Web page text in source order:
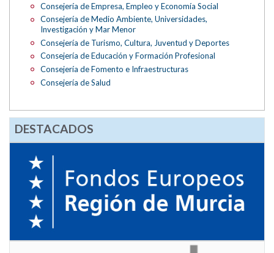
Consejería de Empresa, Empleo y Economía Social
Consejería de Medio Ambiente, Universidades,
Investigación y Mar Menor
Consejería de Turismo, Cultura, Juventud y Deportes
Consejería de Educación y Formación Profesional
Consejería de Fomento e Infraestructuras
Consejería de Salud
DESTACADOS